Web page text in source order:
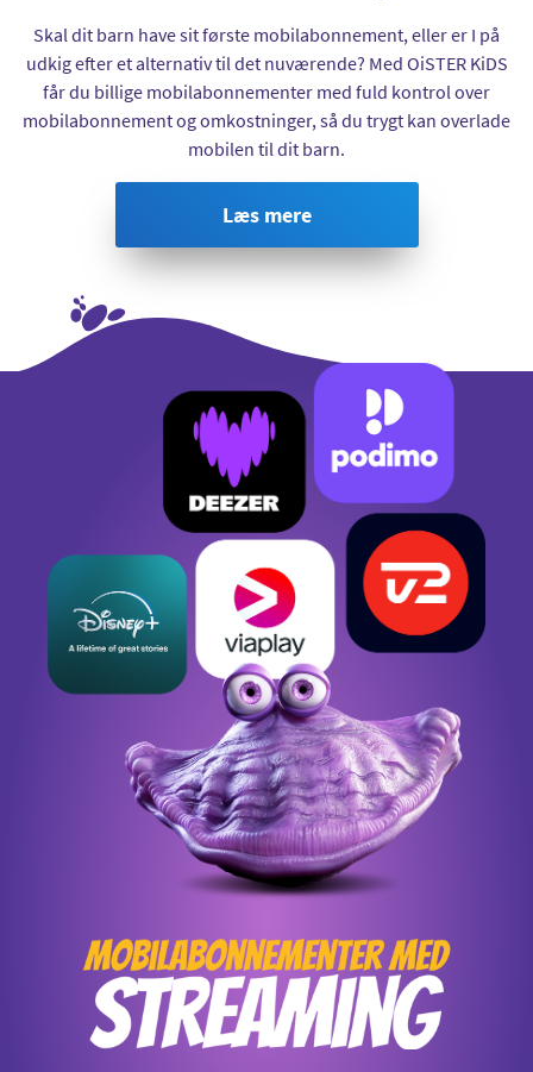
Skal dit barn have sit første mobilabonnement, eller er I på
udkig efter et alternativ til det nuværende? Med OiSTER KiDS
får du billige mobilabonnementer med fuld kontrol over
mobilabonnement og omkostninger, så du trygt kan overlade
mobilen til dit barn.
Læs mere